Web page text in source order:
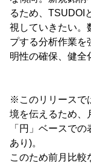
るため、TSUDOI
視していきたい。
プする分析作業を
明性の確保、健全
※このリリースで
境を伝えるため、
「円」ベースで
あり)。
このため前月比較